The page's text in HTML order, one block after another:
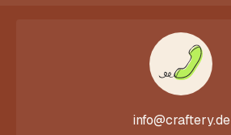
info@craftery.de